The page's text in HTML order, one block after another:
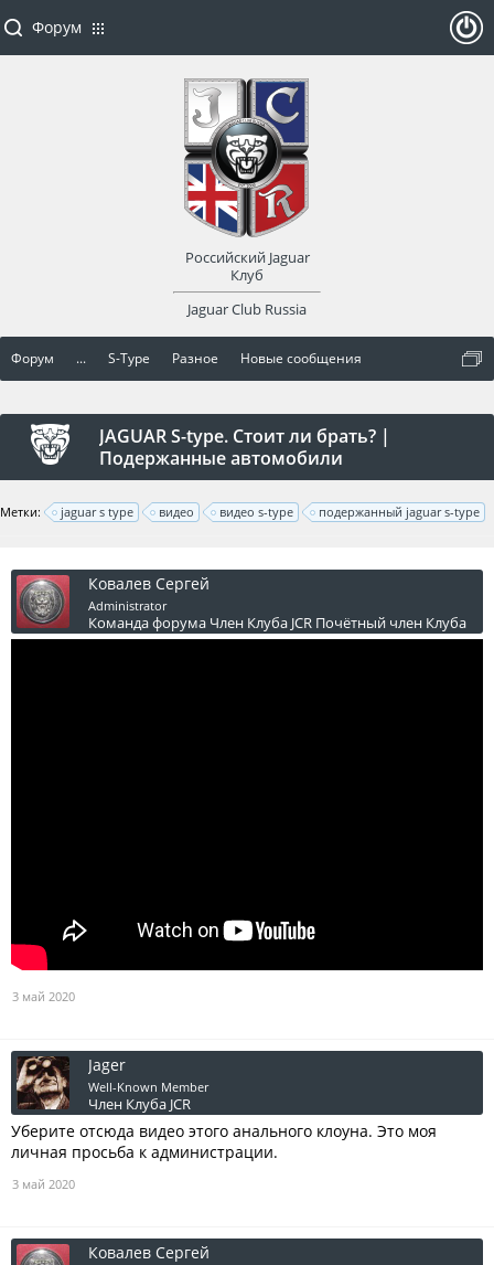
Форум ... S-Type Разное Новые сообщения
JAGUAR S-type. Стоит ли брать? |
Подержанные автомобили
Метки: jaguar s type видео видео s-type подержанный jaguar s-type
Ковалев Сергей
Administrator
Команда форума Член Клуба JCR Почётный член Клуба
3 май 2020
Jager
Well-Known Member
Член Клуба JCR
Уберите отсюда видео этого анального клоуна. Это моя
личная просьба к администрации.
3 май 2020
Ковалев Сергей
Форум
Российский Jaguar
Клуб
Jaguar Club Russia
оват